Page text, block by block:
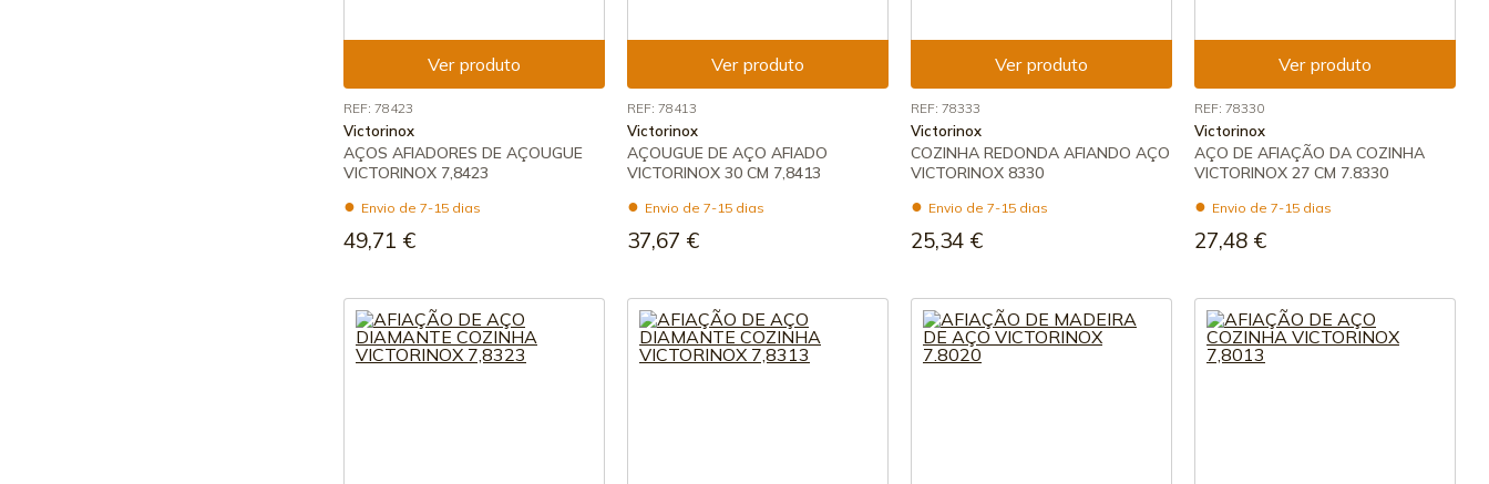
Ver produto
REF: 78423
Victorinox
AÇOS AFIADORES DE AÇOUGUE
VICTORINOX 7,8423
Envio de 7-15 dias
49,71 €
Ver produto
REF: 78413
Victorinox
AÇOUGUE DE AÇO AFIADO
VICTORINOX 30 CM 7,8413
Envio de 7-15 dias
37,67 €
Ver produto
REF: 78333
Victorinox
COZINHA REDONDA AFIANDO AÇO
VICTORINOX 8330
Envio de 7-15 dias
25,34 €
Ver produto
REF: 78330
Victorinox
AÇO DE AFIAÇÃO DA COZINHA
VICTORINOX 27 CM 7.8330
Envio de 7-15 dias
27,48 €